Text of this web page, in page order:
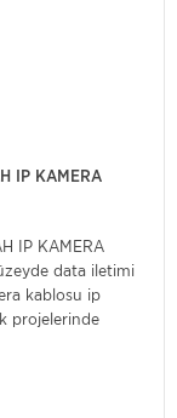
IP KAMERA
IP KAMERA
data iletimi
kablosu ip
projelerinde